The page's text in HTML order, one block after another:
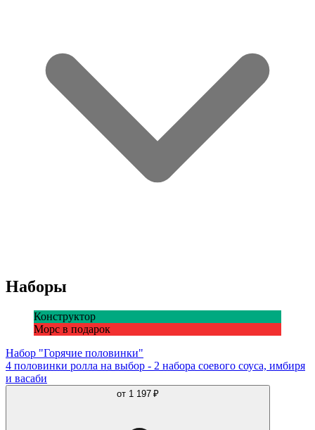
Наборы
Конструктор
Морс в подарок
Набор "Горячие половинки"
4 половинки ролла на выбор - 2 набора соевого соуса, имбиря
и васаби
от 1 197 ₽